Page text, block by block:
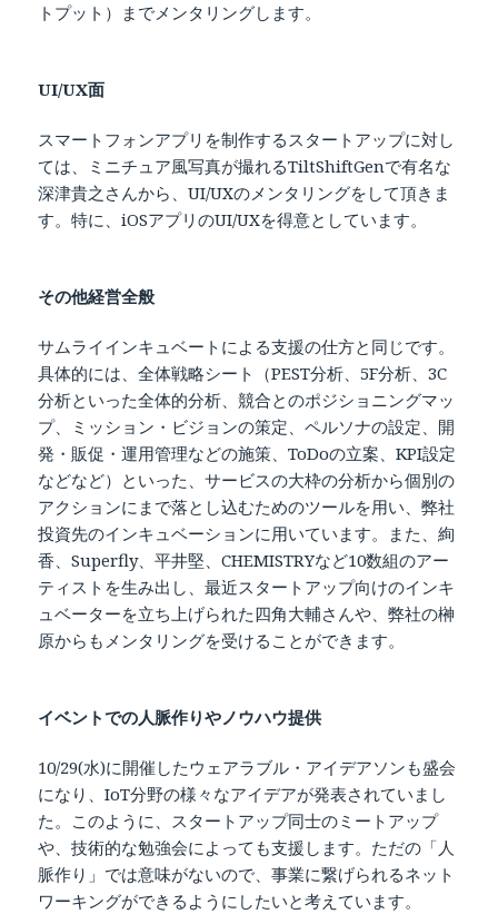
トプット）までメンタリングします。
UI/UX面
スマートフォンアプリを制作するスタートアップに対し
ては、ミニチュア風写真が撮れるTiltShiftGenで有名な
深津貴之さんから、UI/UXのメンタリングをして頂きま
す。特に、iOSアプリのUI/UXを得意としています。
その他経営全般
サムライインキュベートによる支援の仕方と同じです。
具体的には、全体戦略シート（PEST分析、5F分析、3C
分析といった全体的分析、競合とのポジショニングマッ
プ、ミッション・ビジョンの策定、ペルソナの設定、開
発・販促・運用管理などの施策、ToDoの立案、KPI設定
などなど）といった、サービスの大枠の分析から個別の
アクションにまで落とし込むためのツールを用い、弊社
投資先のインキュベーションに用いています。また、絢
香、Superfly、平井堅、CHEMISTRYなど10数組のアー
ティストを生み出し、最近スタートアップ向けのインキ
ュベーターを立ち上げられた四角大輔さんや、弊社の榊
原からもメンタリングを受けることができます。
イベントでの人脈作りやノウハウ提供
10/29(水)に開催したウェアラブル・アイデアソンも盛会
になり、IoT分野の様々なアイデアが発表されていまし
た。このように、スタートアップ同士のミートアップ
や、技術的な勉強会によっても支援します。ただの「人
脈作り」では意味がないので、事業に繋げられるネット
ワーキングができるようにしたいと考えています。